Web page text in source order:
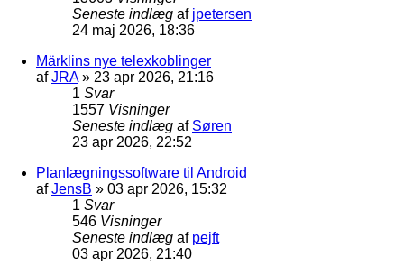
Seneste indlæg af jpetersen
24 maj 2026, 18:36
Märklins nye telexkoblinger
afJRA» 23 apr 2026, 21:16
1 Svar
1557 Visninger
Seneste indlæg af Søren
23 apr 2026, 22:52
Planlægningssoftware til Android
afJensB » 03 apr 2026, 15:32
1 Svar
546 Visninger
Seneste indlæg af pejft
03 apr 2026, 21:40